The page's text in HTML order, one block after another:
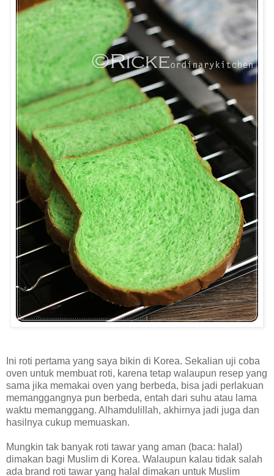
Ini roti pertama yang saya bikin di Korea. Sekalian uji coba
oven untuk membuat roti, karena tetap walaupun resep yang
sama jika memakai oven yang berbeda, bisa jadi perlakuan
memanggangnya pun berbeda, entah dari suhu atau lama
waktu memanggang. Alhamdulillah, akhirnya jadi juga dan
hasilnya cukup memuaskan.
Mungkin tak banyak roti tawar yang aman (baca: halal)
dimakan bagi Muslim di Korea. Walaupun kalau tidak salah
ada brand roti tawar yang halal dimakan untuk Muslim